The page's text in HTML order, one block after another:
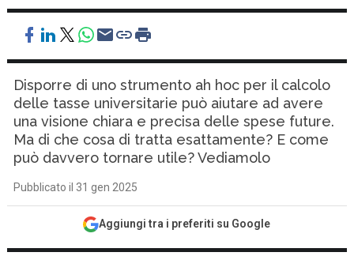
Disporre di uno strumento ah hoc per il calcolo
delle tasse universitarie può aiutare ad avere
una visione chiara e precisa delle spese future.
Ma di che cosa di tratta esattamente? E come
può davvero tornare utile? Vediamolo
Pubblicato il 31 gen 2025
Aggiungi tra i preferiti su Google